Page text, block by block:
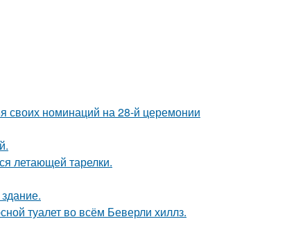
своих номинаций на 28-й церемонии
летающей тарелки.
туалет во всём Беверли хиллз.